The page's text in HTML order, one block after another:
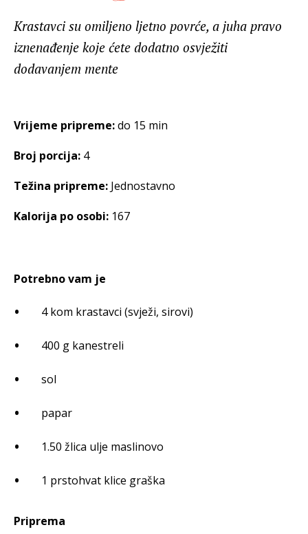
Krastavci su omiljeno ljetno povrće, a juha pravo
iznenađenje koje ćete dodatno osvježiti
dodavanjem mente
Vrijeme pripreme:do 15 min
Broj porcija: 4
Težina pripreme: Jednostavno
Kalorija po osobi: 167
Potrebno vam je
4 kom krastavci (svježi, sirovi)
400 g kanestreli
sol
papar
1.50 žlica ulje maslinovo
1 prstohvat klice graška
Priprema